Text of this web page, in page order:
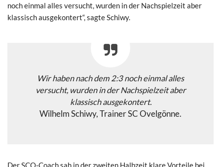
noch einmal alles versucht, wurden in der Nachspielzeit aber
klassisch ausgekontert“, sagte Schiwy.
Wir haben nach dem 2:3 noch einmal alles
versucht, wurden in der Nachspielzeit aber
klassisch ausgekontert.
Wilhelm Schiwy, Trainer SC Ovelgönne.
Der SCO-Coach sah in der zweiten Halbzeit klare Vorteile bei